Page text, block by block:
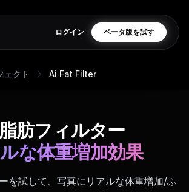
ログイン ベータ版を試す
ェクト Ai Fat Filter
肪フィルター
な体重増加効果
を試して、写真にリアルな体重増加/ふ